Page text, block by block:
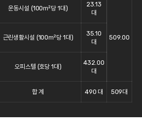
운동시설 (100㎡당 1대)
23.13
대
509.00
근린생활시설 (100㎡당 1대)
35.10
대
오피스텔 (호당 1대)
432.00
대
합 계 490 대 509대